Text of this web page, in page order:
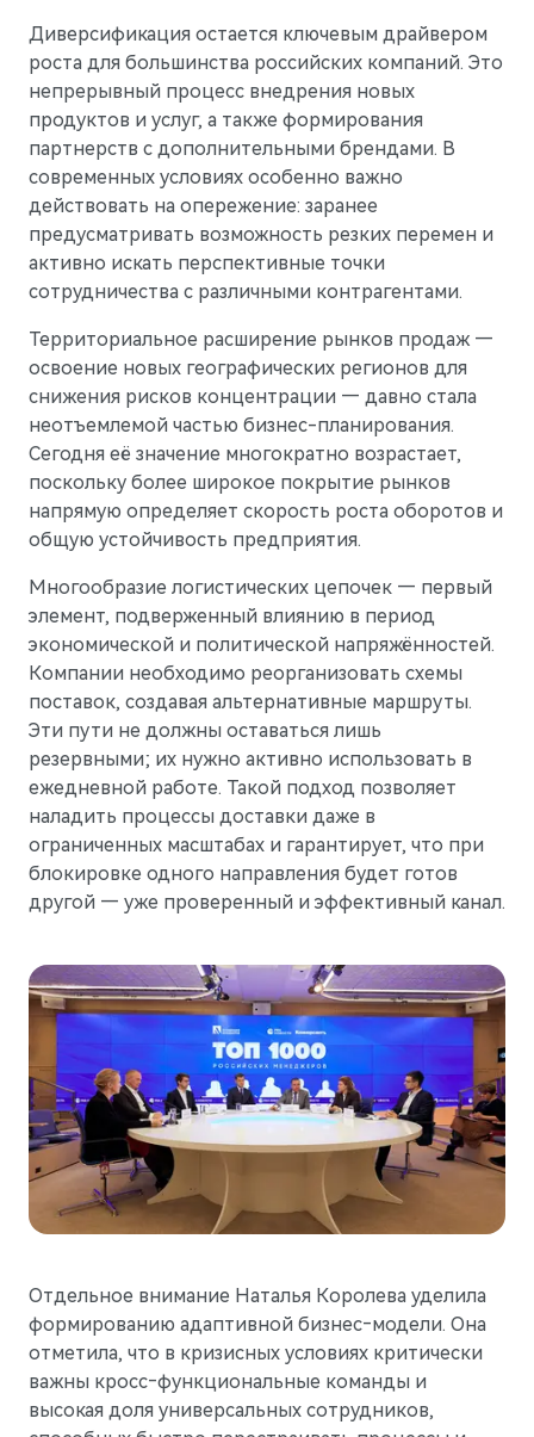
M7
M9Флагманский интеллектуальный кроссовер
Скоро в продаже
Диверсификация остается ключевым драйвером
роста для большинства российских компаний. Это
непрерывный процесс внедрения новых
продуктов и услуг, а также формирования
партнерств с дополнительными брендами. В
современных условиях особенно важно
действовать на опережение: заранее
предусматривать возможность резких перемен и
активно искать перспективные точки
сотрудничества с различными контрагентами.
Территориальное расширение рынков продаж —
освоение новых географических регионов для
снижения рисков концентрации — давно стала
неотъемлемой частью бизнес-планирования.
Сегодня её значение многократно возрастает,
поскольку более широкое покрытие рынков
напрямую определяет скорость роста оборотов и
общую устойчивость предприятия.
Многообразие логистических цепочек — первый
элемент, подверженный влиянию в период
экономической и политической напряжённостей.
Компании необходимо реорганизовать схемы
поставок, создавая альтернативные маршруты.
Эти пути не должны оставаться лишь
резервными; их нужно активно использовать в
ежедневной работе. Такой подход позволяет
наладить процессы доставки даже в
ограниченных масштабах и гарантирует, что при
блокировке одного направления будет готов
другой — уже проверенный и эффективный канал.
Отдельное внимание Наталья Королева уделила
формированию адаптивной бизнес‑модели. Она
отметила, что в кризисных условиях критически
важны кросс‑функциональные команды и
высокая доля универсальных сотрудников,